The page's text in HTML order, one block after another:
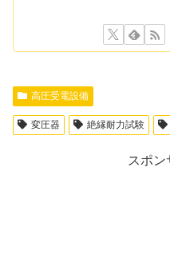
高圧受電設備
変圧器 絶縁耐力試験
スポン